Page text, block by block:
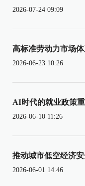
2026-07-24 09:09
高标准劳动力市场
2026-06-23 10:26
AI时代的就业政策
2026-06-10 11:26
推动城市低空经济
2026-06-01 14:46